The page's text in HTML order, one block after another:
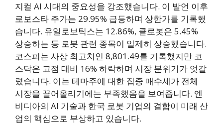
지컬 AI 시대의 중요성을 강조했습니다. 이 발언 이후
로보스타 주가는 29.95% 급등하며 상한가를 기록했
습니다. 유일로보틱스는 12.86%, 클로봇은 5.45%
상승하는 등 로봇 관련 종목이 일제히 상승했습니다.
코스피는 사상 최고치인 8,801.49를 기록했지만 코
스닥은 고점 대비 16% 하락하며 시장 분위기가 엇갈
렸습니다. 이는 테마주에 대한 집중 매수세가 전체
시장을 끌어올리기에는 부족했음을 보여줍니다. 엔
비디아의 AI 기술과 한국 로봇 기업의 결합이 미래 산
업의 핵심으로 부상하고 있습니다.